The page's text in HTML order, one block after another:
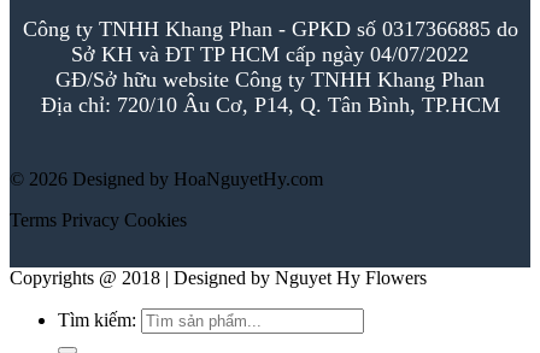
Công ty TNHH Khang Phan - GPKD số 0317366885 do
Sở KH và ĐT TP HCM cấp ngày 04/07/2022
GĐ/Sở hữu website Công ty TNHH Khang Phan
Địa chỉ: 720/10 Âu Cơ, P14, Q. Tân Bình, TP.HCM
© 2026 Designed by HoaNguyetHy.com
Terms Privacy Cookies
Copyrights @ 2018 | Designed by Nguyet Hy Flowers
Tìm kiếm: